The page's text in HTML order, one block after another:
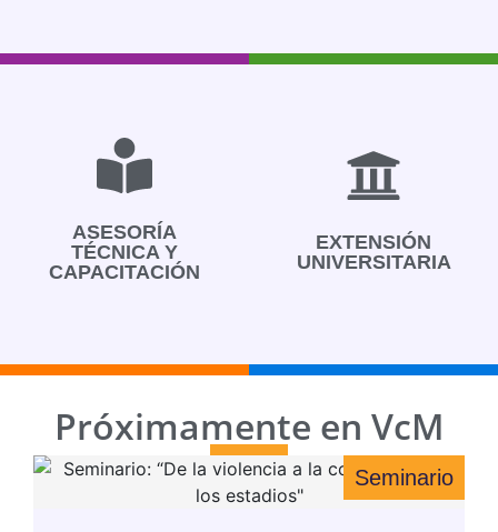
ASESORÍA
TÉCNICA Y
CAPACITACIÓN
EXTENSIÓN
UNIVERSITARIA
Próximamente en VcM
Seminario